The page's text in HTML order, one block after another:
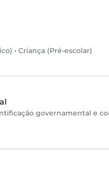
• Criança (Pré-escolar)
governamental e